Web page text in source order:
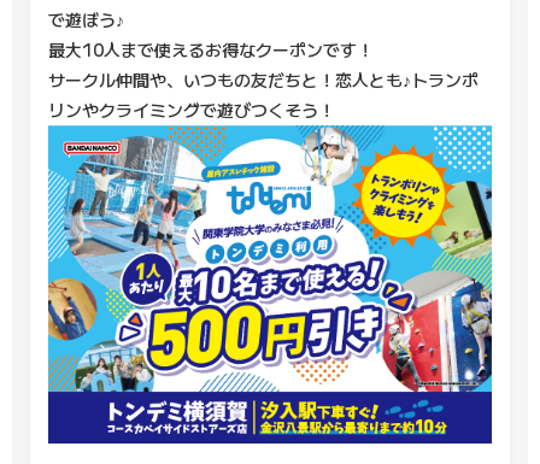
で遊ぼう♪
最大10人まで使えるお得なクーポンです！
サークル仲間や、いつもの友だちと！恋人とも♪トランポ
リンやクライミングで遊びつくそう！